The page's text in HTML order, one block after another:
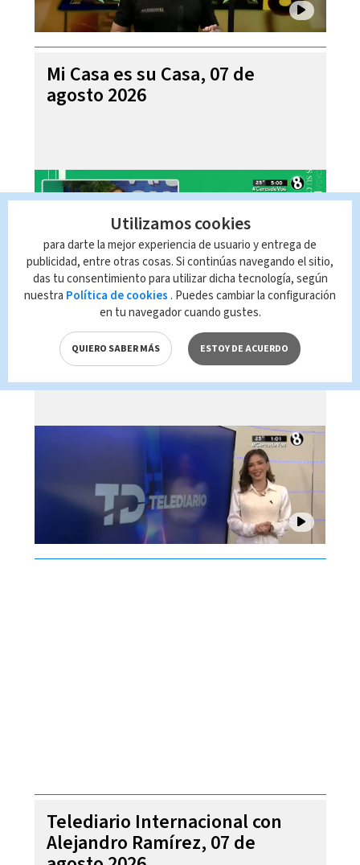
Mi Casa es su Casa, 07 de
agosto 2026
Telediario En Directo con Paula
Brenes, 07 de agosto 2026
Telediario Internacional con
Alejandro Ramírez, 07 de
Utilizamos cookies
para darte la mejor experiencia de usuario y entrega de
publicidad, entre otras cosas. Si continúas navegando el sitio,
das tu consentimiento para utilizar dicha tecnología, según
nuestra Política de cookies . Puedes cambiar la configuración
en tu navegador cuando gustes.
QUIERO SABER MÁS ESTOY DE ACUERDO